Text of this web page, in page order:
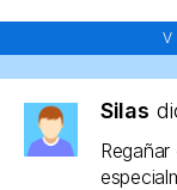
Silas
Regañar